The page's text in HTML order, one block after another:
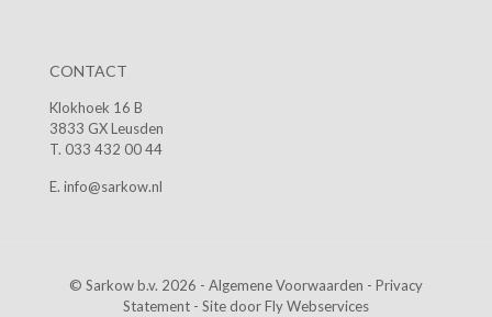
CONTACT
Klokhoek 16 B
3833 GX Leusden
T. 033 432 00 44
E. info@sarkow.nl
© Sarkow b.v. 2026 - Algemene Voorwaarden - Privacy
Statement - Site doorFly Webservices